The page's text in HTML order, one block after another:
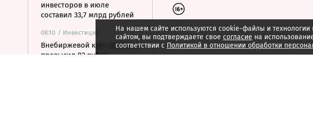
инвесторов в июле
составил 33,7 млрд рублей
08:10 / Инвестиции
Внебиржевой курс доллара
превысил 82 рубля
На нашем сайте используются cookie-файлы и
сайтом, вы подтверждаете свое согласие на
соответствии с Политикой в отношении обработки